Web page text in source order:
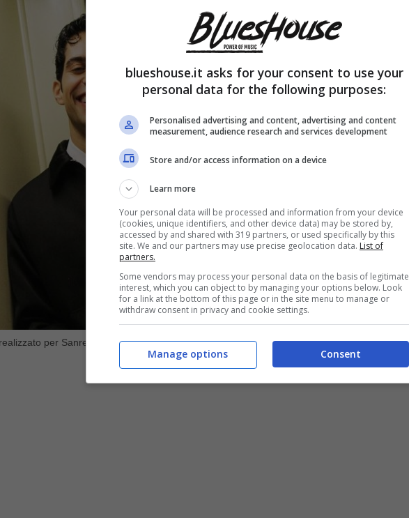
per Sanremo 2024 (Blueshouse.it)
blueshouse.it asks for your consent to use your
personal data for the following purposes:
Personalised advertising and content, advertising and content
measurement, audience research and services development
Store and/or access information on a device
Learn more
Your personal data will be processed and information from your device
(cookies, unique identifiers, and other device data) may be stored by,
accessed by and shared with 319 partners, or used specifically by this
site. We and our partners may use precise geolocation data. List of
partners.
Some vendors may process your personal data on the basis of legitimate
interest, which you can object to by managing your options below. Look
for a link at the bottom of this page or in the site menu to manage or
withdraw consent in privacy and cookie settings.
Consent
Manage options